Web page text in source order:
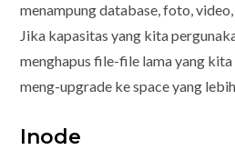
menampung database, foto,
Jika kapasitas yang kita
menghapus file-file lama yang
meng-upgrade ke space yang
Inode